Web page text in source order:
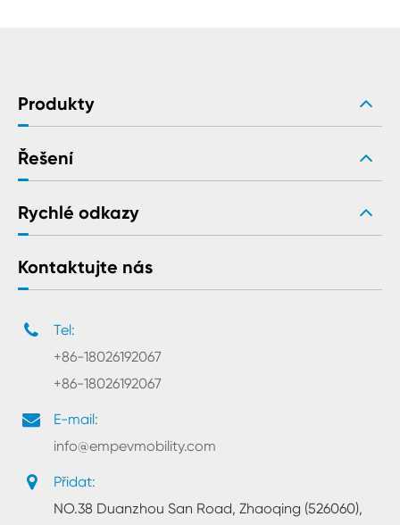
Produkty
Řešení
Rychlé odkazy
Kontaktujte nás
Tel:
+86-18026192067
+86-18026192067
E-mail:
info@empevmobility.com
Přidat:
NO.38 Duanzhou San Road, Zhaoqing (526060),